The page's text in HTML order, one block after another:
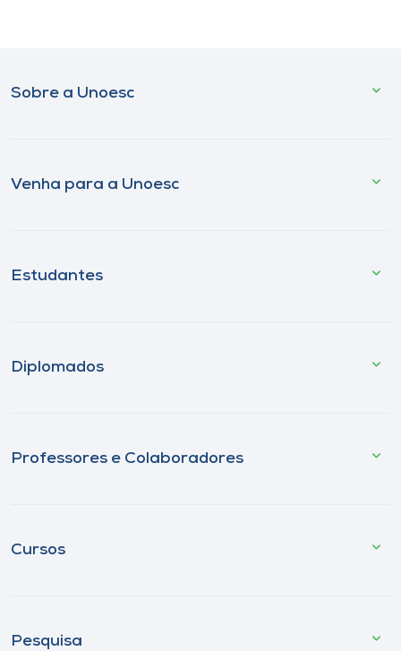
Sobre a Unoesc
Venha para a Unoesc
Estudantes
Diplomados
Professores e Colaboradores
Cursos
Pesquisa